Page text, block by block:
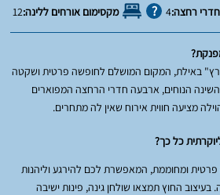
רחצה:4 מקסימום אורחים ללינה:12
באילת, המקום המושלם לחופשה פרטית ושקטה
הנוחים, ארבעה חדרי הרחצה המפוארים
כל כך?
ומחוממת, המאפשרת לכם להירגע וליהנות
החוץ תמצאו שולחן גינה, פינות ישיבה